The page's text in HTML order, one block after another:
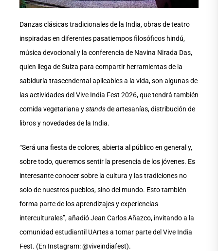
Danzas clásicas tradicionales de la India, obras de teatro
inspiradas en diferentes pasatiempos filosóficos hindú,
música devocional y la conferencia de Navina Nirada Das,
quien llega de Suiza para compartir herramientas de la
sabiduría trascendental aplicables a la vida, son algunas de
las actividades del Vive India Fest 2026, que tendrá también
comida vegetariana ystandsde artesanías, distribución de
libros y novedades de la India.
“Será una fiesta de colores, abierta al público en general y,
sobre todo, queremos sentir la presencia de los jóvenes. Es
interesante conocer sobre la cultura y las tradiciones no
solo de nuestros pueblos, sino del mundo. Esto también
forma parte de los aprendizajes y experiencias
interculturales”, añadió Jean Carlos Añazco, invitando a la
comunidad estudiantil UArtes a tomar parte del Vive India
Fest. (En Instagram: @viveindiafest).